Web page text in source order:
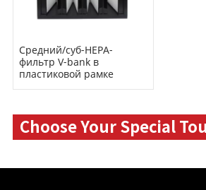
Средний/суб-HEPA-
фильтр V-bank в
пластиковой рамке
Choose Your Special